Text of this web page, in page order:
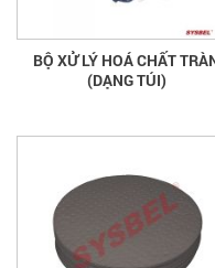
BỘ XỬ LÝ HOÁ CHẤT
(DẠNG TÚI)